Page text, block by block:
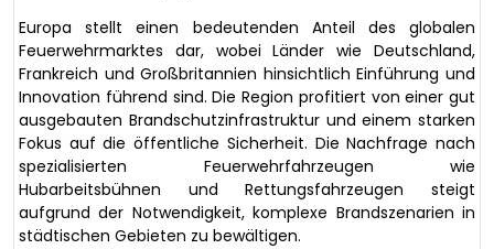
Europa stellt einen bedeutenden Anteil des globalen
Feuerwehrmarktes dar, wobei Länder wie Deutschland,
Frankreich und Großbritannien hinsichtlich Einführung und
Innovation führend sind. Die Region profitiert von einer gut
ausgebauten Brandschutzinfrastruktur und einem starken
Fokus auf die öffentliche Sicherheit. Die Nachfrage nach
spezialisierten Feuerwehrfahrzeugen wie
Hubarbeitsbühnen und Rettungsfahrzeugen steigt
aufgrund der Notwendigkeit, komplexe Brandszenarien in
städtischen Gebieten zu bewältigen.